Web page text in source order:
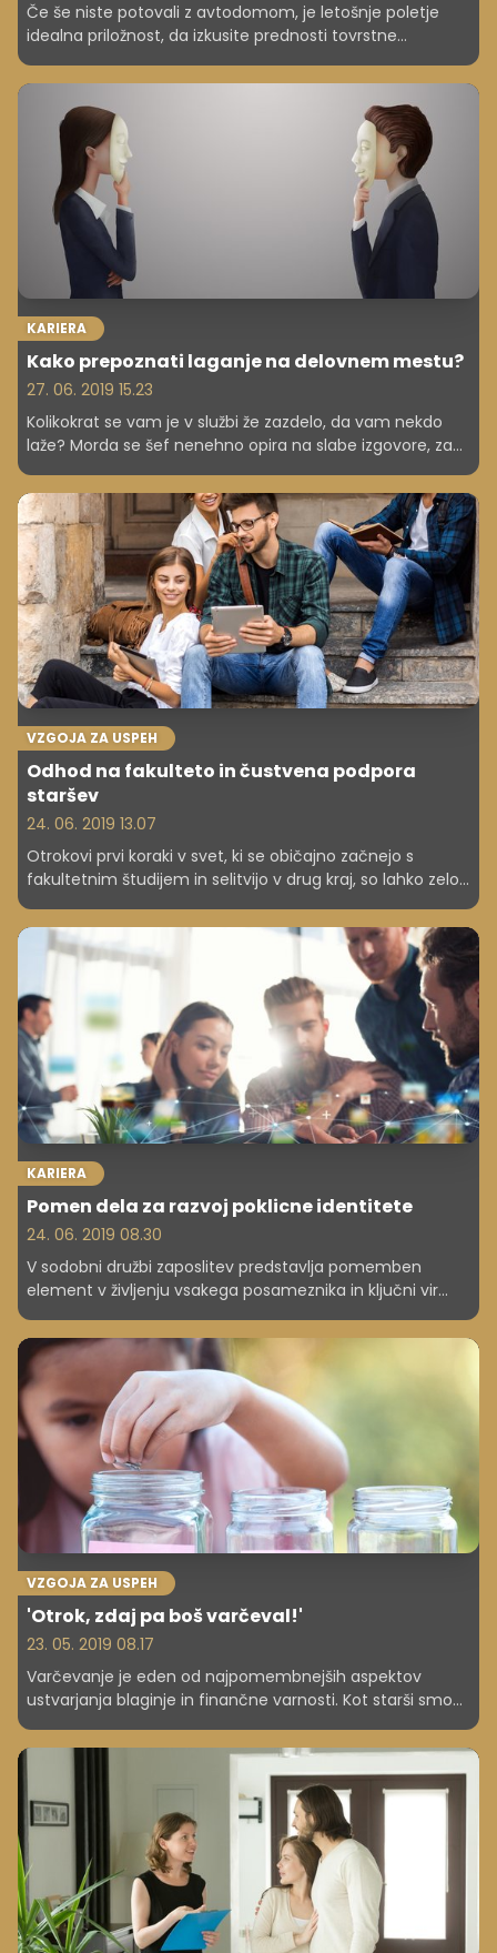
Če še niste potovali z avtodomom, je letošnje poletje
idealna priložnost, da izkusite prednosti tovrstne
dopustniške avanture. Ne le, da vam približa povsem
drugačen način spoznavanja neke države, spoznali
boste, koliko svobode in neodvisnosti omogoča takšen
način potovanja.
KARIERA
Kako prepoznati laganje na delovnem mestu?
27. 06. 2019 15.23
Kolikokrat se vam je v službi že zazdelo, da vam nekdo
laže? Morda se šef nenehno opira na slabe izgovore, za
katere se že od daleč vidi, da so slab poskus prirejanja
resnice. Morda je neiskrena vaša sodelavka, ki si vas želi
prehiteti v priljubljenosti. Razlogov za bolj ali manj
škodljivo prirejanje resnice je veliko in vsak dan smo priča
vsaj kakšni, pa čeprav needolžni laži. Ni vam potrebno
postati Sherlock Holmes, je pa pomembno, da v odnosih
z ljudmi znamo razbrati vsaj to, ali so ti z nami iskreni.
VZGOJA ZA USPEH
Odhod na fakulteto in čustvena podpora
staršev
24. 06. 2019 13.07
Otrokovi prvi koraki v svet, ki se običajno začnejo s
fakultetnim študijem in selitvijo v drug kraj, so lahko zelo
stresni – tako zanj kot tudi za starše. O svoji izkušnji nam
je zaupal 23-letni Žan, ki se tega mejnika ne spominja
prav rad. V nadaljevanju pa si preberite tudi, kako otroku
v tem obdobju stati ob strani.
KARIERA
Pomen dela za razvoj poklicne identitete
24. 06. 2019 08.30
V sodobni družbi zaposlitev predstavlja pomemben
element v življenju vsakega posameznika in ključni vir
omogoča možnost socialne vključenosti, kjer v
sodelovanju z drugimi razvija osebno kot tudi poklicno
identiteto," pravi svetovalka za osebni razvoj Karmen
Pevc, ki je to področje poglobljeno raziskovala v
doktorskem delu.
VZGOJA ZA USPEH
'Otrok, zdaj pa boš varčeval!'
23. 05. 2019 08.17
Varčevanje je eden od najpomembnejših aspektov
ustvarjanja blaginje in finančne varnosti. Kot starši smo
oblikujemo njihov odnos do denarja. Kako otroku približati
varčevanje, si preberite v spodnjih nasvetih. Zgodba s
hranilnikom je več kot priročna in nadvse simpatična.